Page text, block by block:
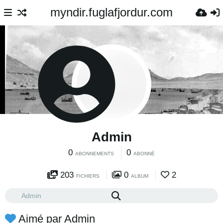
myndir.fuglafjordur.com
Admin
0 ABONNEMENTS 0 ABONNÉ
203 FICHIERS 0 ALBUM 2
Aimé par Admin